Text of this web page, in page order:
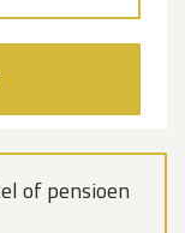
of pensioen